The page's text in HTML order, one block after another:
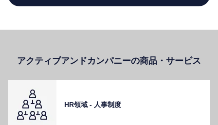
アクティブアンドカンパニーの商品・サービス
HR領域 - ⼈事制度